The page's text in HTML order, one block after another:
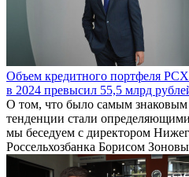
Объем кредитного портфеля
в 2024 превысил 55,5 млрд
О том, что было самым знаковым
тенденции стали
мы беседуем с директором
Россельхозбанка Борисом